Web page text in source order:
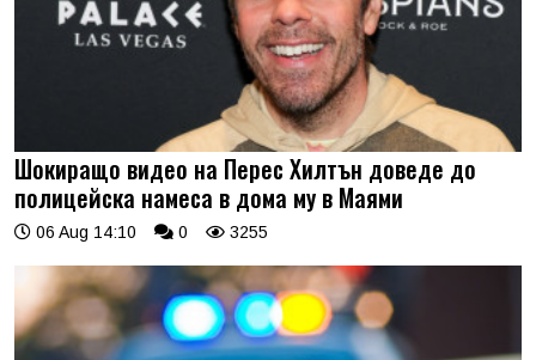
Шокиращо видео на Перес Хилтън доведе до
полицейска намеса в дома му в Маями
06 Aug 14:10 0 3255